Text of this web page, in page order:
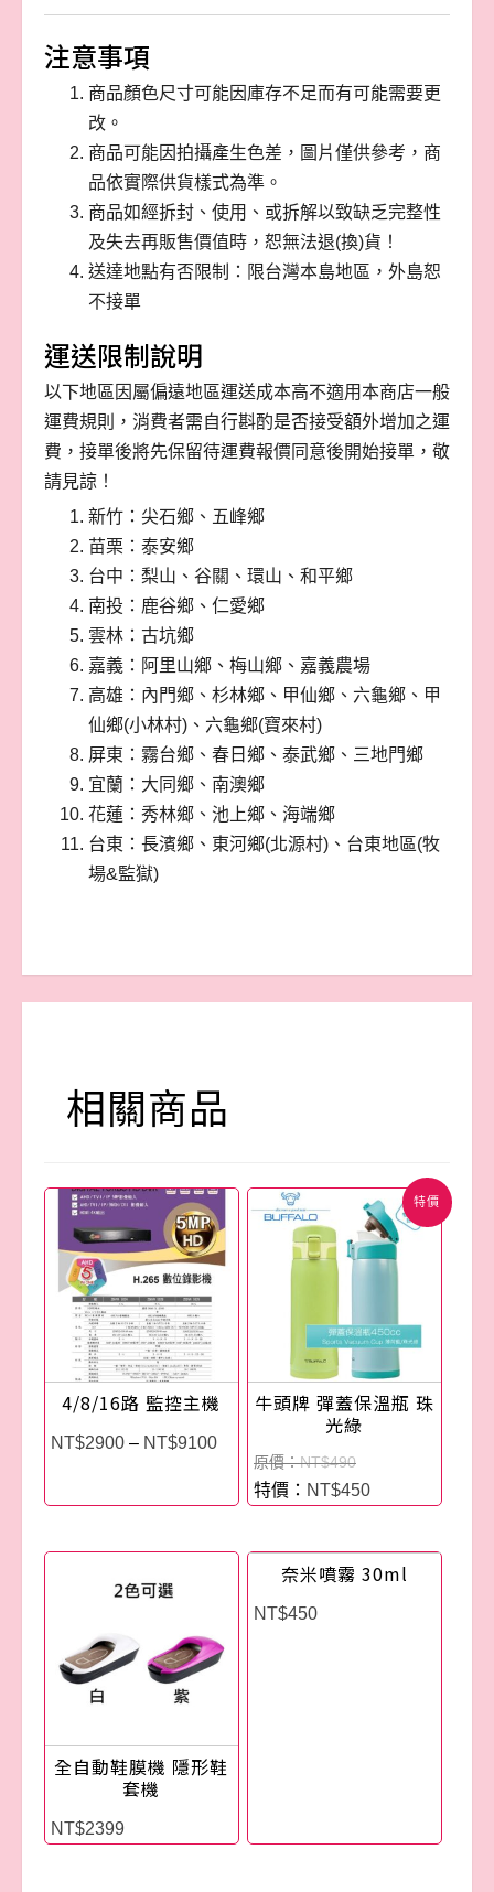
注意事項
商品顏色尺寸可能因庫存不足而有可能需要更
改。
商品可能因拍攝產生色差，圖片僅供參考，商
品依實際供貨樣式為準。
商品如經拆封、使用、或拆解以致缺乏完整性
及失去再販售價值時，恕無法退(換)貨！
送達地點有否限制：限台灣本島地區，外島恕
不接單
運送限制說明
以下地區因屬偏遠地區運送成本高不適用本商店一般
運費規則，消費者需自行斟酌是否接受額外增加之運
費，接單後將先保留待運費報價同意後開始接單，敬
請見諒！
新竹：尖石鄉、五峰鄉
苗栗：泰安鄉
台中：梨山、谷關、環山、和平鄉
南投：鹿谷鄉、仁愛鄉
雲林：古坑鄉
嘉義：阿里山鄉、梅山鄉、嘉義農場
高雄：內門鄉、杉林鄉、甲仙鄉、六龜鄉、甲
仙鄉(小林村)、六龜鄉(寶來村)
屏東：霧台鄉、春日鄉、泰武鄉、三地門鄉
宜蘭：大同鄉、南澳鄉
花蓮：秀林鄉、池上鄉、海端鄉
台東：長濱鄉、東河鄉(北源村)、台東地區(牧
場&監獄)
相關商品
4/8/16路 監控主機
NT$2900 – NT$9100
特價
牛頭牌 彈蓋保溫瓶 珠
光綠
NT$490
NT$450
全自動鞋膜機 隱形鞋
套機
NT$2399
奈米噴霧 30ml
NT$450